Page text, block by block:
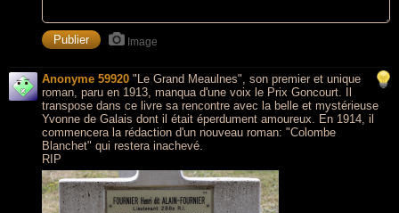
Image
Anonyme 59920 "Le Grand Meaulnes", son premier et unique
roman, paru en 1913, manqua d'une voix le Prix Goncourt. Il
transpose dans ce livre sa rencontre avec la belle et mystérieuse
Yvonne de Galais dont il était éperdument amoureux. En 1914, il
commencera la rédaction d'un nouveau roman: "Colombe
Blanchet" qui restera inachevé.
RIP